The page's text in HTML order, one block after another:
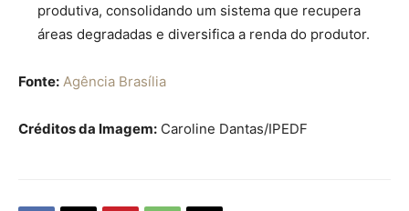
produtiva, consolidando um sistema que recupera
áreas degradadas e diversifica a renda do produtor.
Fonte: Agência Brasília
Créditos da Imagem: Caroline Dantas/IPEDF